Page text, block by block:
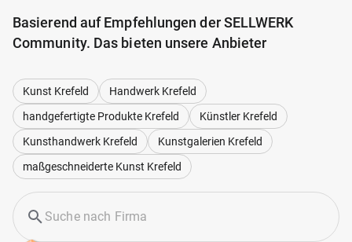
Basierend auf Empfehlungen der SELLWERK
Community. Das bieten unsere Anbieter
Kunst Krefeld
Handwerk Krefeld
handgefertigte Produkte Krefeld
Künstler Krefeld
Kunsthandwerk Krefeld
Kunstgalerien Krefeld
maßgeschneiderte Kunst Krefeld